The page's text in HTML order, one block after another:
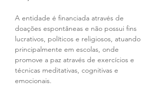
A entidade é financiada através de
doações espontâneas e não possui fins
lucrativos, políticos e religiosos, atuando
principalmente em escolas, onde
promove a paz através de exercícios e
técnicas meditativas, cognitivas e
emocionais.